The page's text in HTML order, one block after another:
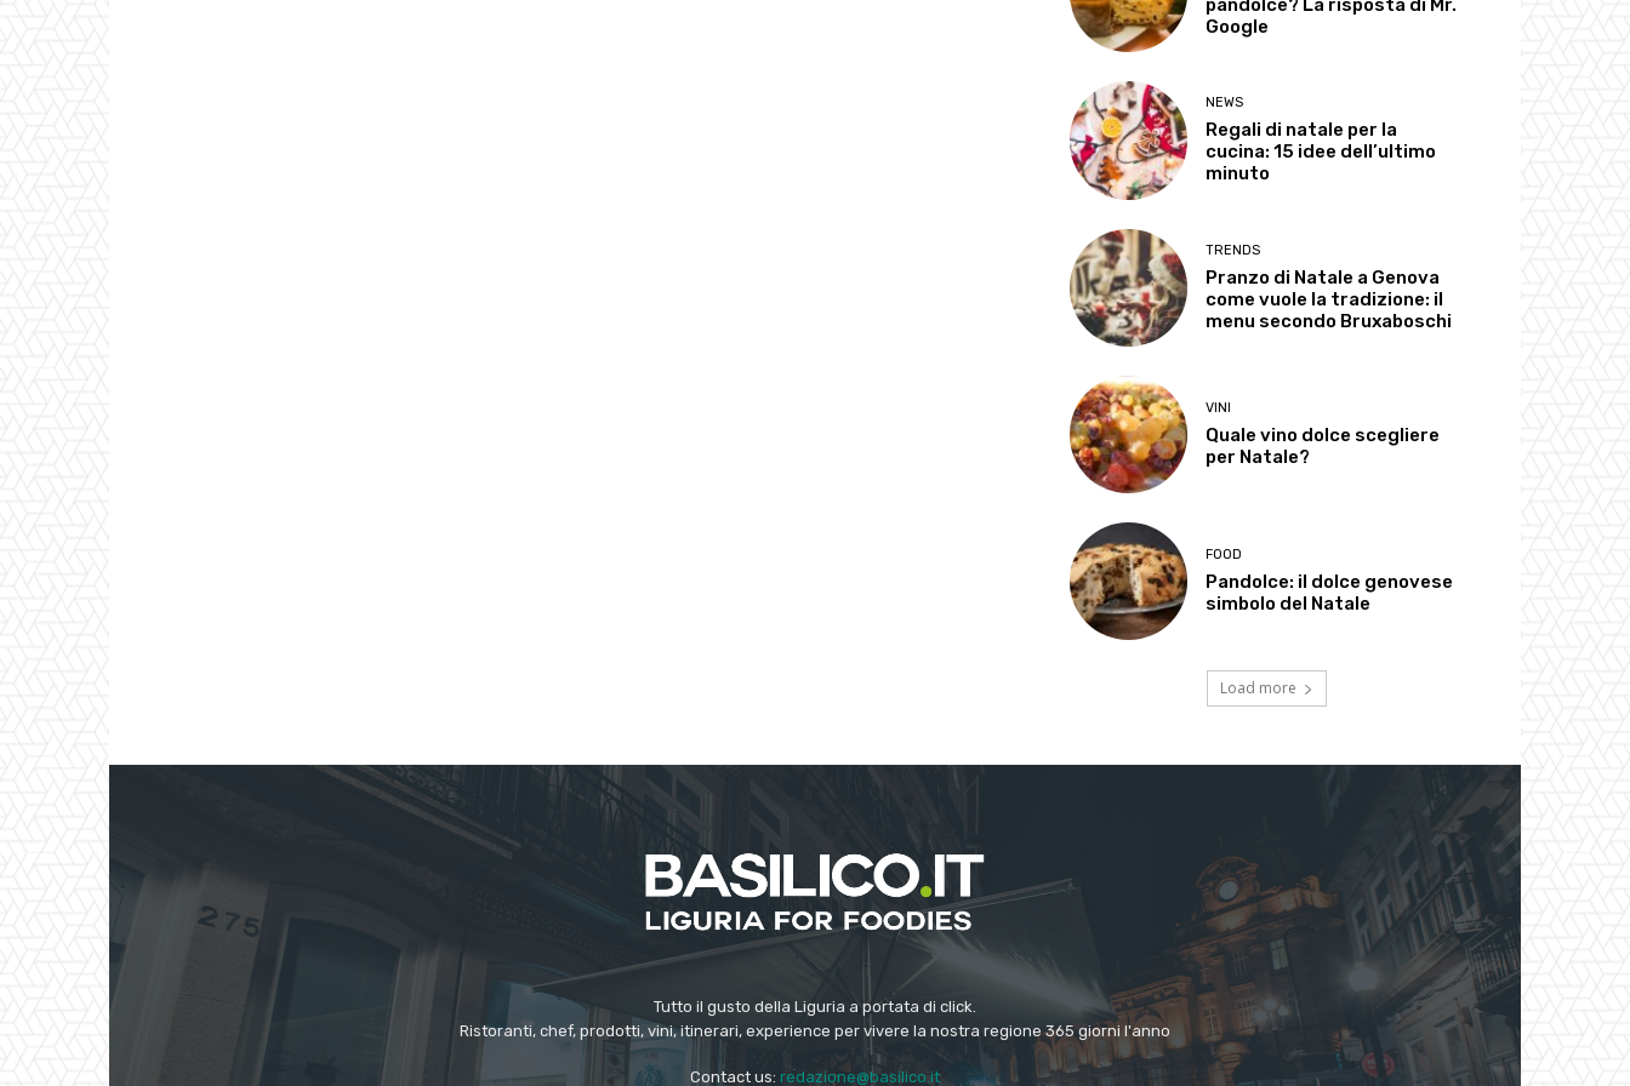
pandolce? La risposta di Mr.
Google
NEWS
Regali di natale per la
cucina: 15 idee dell’ultimo
minuto
TRENDS
Pranzo di Natale a Genova
come vuole la tradizione: il
menu secondo Bruxaboschi
VINI
Quale vino dolce scegliere
per Natale?
FOOD
Pandolce: il dolce genovese
simbolo del Natale
Load more
Tutto il gusto della Liguria a portata di click.
Ristoranti, chef, prodotti, vini, itinerari, experience per vivere la nostra regione 365 giorni l'anno
Contact us: redazione@basilico.it